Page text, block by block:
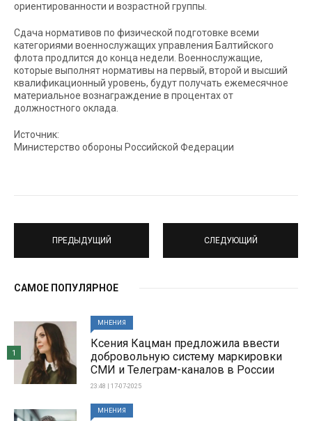
ориентированности и возрастной группы.
Сдача нормативов по физической подготовке всеми
категориями военнослужащих управления Балтийского
флота продлится до конца недели. Военнослужащие,
которые выполнят нормативы на первый, второй и высший
квалификационный уровень, будут получать ежемесячное
материальное вознаграждение в процентах от
должностного оклада.
Источник:
Министерство обороны Российской Федерации
ПРЕДЫДУЩИЙ СЛЕДУЮЩИЙ
САМОЕ ПОПУЛЯРНОЕ
МНЕНИЯ
Ксения Кацман предложила ввести
добровольную систему маркировки
СМИ и Телеграм-каналов в России
23:48 | 17-07-2025
1
МНЕНИЯ